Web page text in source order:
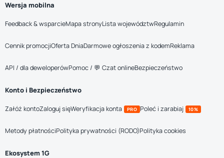
Wersja mobilna
Feedback & wsparcieMapa stronyLista województwRegulamin
Cennik promocjiOferta DniaDarmowe ogłoszenia z kodemReklama
API / dla deweloperówPomoc / 💬 Czat onlineBezpieczeństwo
Konto i Bezpieczeństwo
Załóż kontoZaloguj sięWeryfikacja konta PRO Poleć i zarabiaj 10%
Metody płatnościPolityka prywatności (RODO)Polityka cookies
Ekosystem 1G